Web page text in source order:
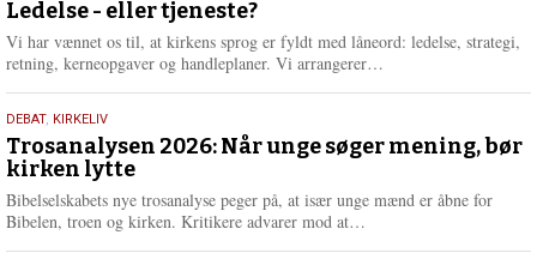
e
r
e
juni
2026
Ledelse - eller tjeneste?
Vi har vænnet os til, at kirkens sprog er fyldt med låneord: ledelse, strategi,
retning, kerneopgaver og handleplaner. Vi arrangerer…
e
2.
juni
2026
DEBAT, KIRKELIV
Trosanalysen 2026: Når unge søger mening, bør
kirken lytte
Bibelselskabets nye trosanalyse peger på, at især unge mænd er åbne for
Bibelen, troen og kirken. Kritikere advarer mod at…